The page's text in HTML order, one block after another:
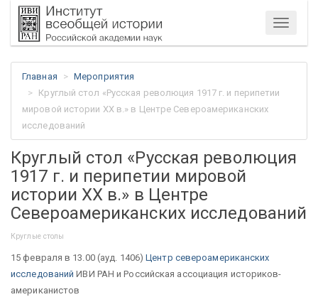
Меню
Главная
Мероприятия
Круглый стол «Русская революция 1917 г. и перипетии
мировой истории ХХ в.» в Центре Североамериканских
исследований
Круглый стол «Русская революция
1917 г. и перипетии мировой
истории ХХ в.» в Центре
Североамериканских исследований
Круглые столы
15 февраля в 13.00 (ауд. 1406)Центр североамериканских
исследований ИВИ РАН и Российская ассоциация историков-
американистов